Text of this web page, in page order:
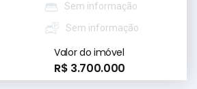
Sem informação
Sem informação
Valor do imóvel
R$ 3.700.000